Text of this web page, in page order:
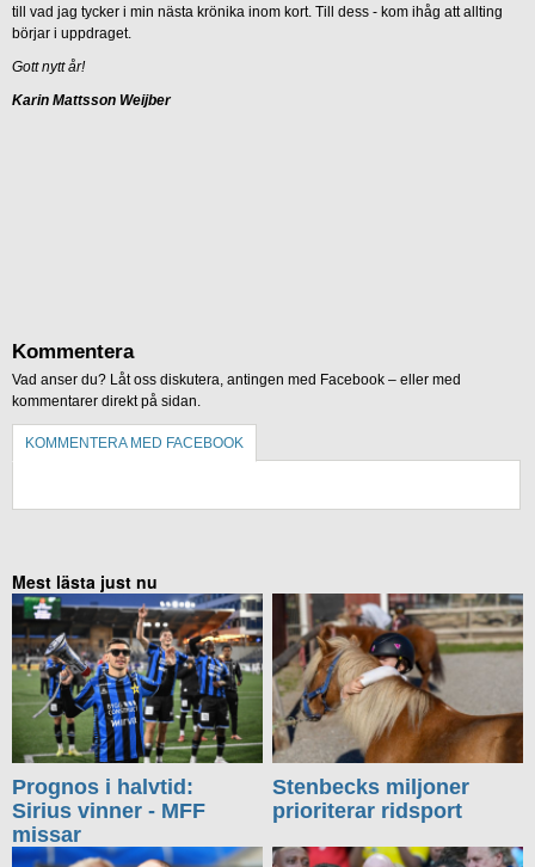
till vad jag tycker i min nästa krönika inom kort. Till dess - kom ihåg att allting
börjar i uppdraget.
Gott nytt år!
Karin Mattsson Weijber
Kommentera
Vad anser du? Låt oss diskutera, antingen med Facebook – eller med
kommentarer direkt på sidan.
KOMMENTERA MED FACEBOOK
Mest lästa just nu
Prognos i halvtid:
Sirius vinner - MFF
missar
Stenbecks miljoner
prioriterar ridsport